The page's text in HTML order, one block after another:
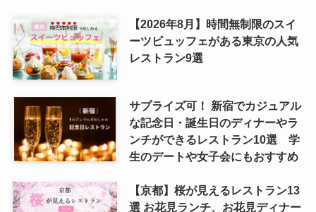
【2026年8月】時間無制限のスイ
ーツビュッフェがある東京の人気
レストラン9選
サプライズ可！ 新宿でカジュアル
な記念日・誕生日のディナーやラ
ンチができるレストラン10選 学
生のデートや女子会にもおすすめ
【京都】桜が見えるレストラン13
選 お花見ランチ、お花見ディナー